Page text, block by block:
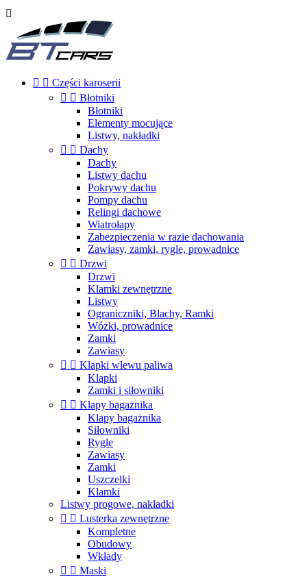

  Części karoserii
  Błotniki
Błotniki
Elementy mocujące
Listwy, nakładki
  Dachy
Dachy
Listwy dachu
Pokrywy dachu
Pompy dachu
Relingi dachowe
Wiatrołapy
Zabezpieczenia w razie dachowania
Zawiasy, zamki, rygle, prowadnice
  Drzwi
Drzwi
Klamki zewnętrzne
Listwy
Ograniczniki, Blachy, Ramki
Wózki, prowadnice
Zamki
Zawiasy
  Klapki wlewu paliwa
Klapki
Zamki i siłowniki
  Klapy bagażnika
Klapy bagażnika
Siłowniki
Rygle
Zawiasy
Zamki
Uszczelki
Klamki
Listwy progowe, nakładki
  Lusterka zewnętrzne
Kompletne
Obudowy
Wkłady
  Maski